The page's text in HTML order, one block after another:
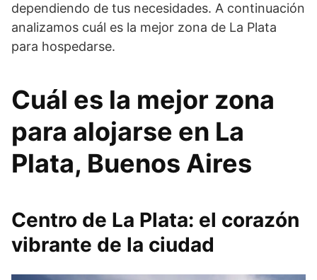
dependiendo de tus necesidades. A continuación
analizamos cuál es la mejor zona de La Plata
para hospedarse.
Cuál es la mejor zona
para alojarse en La
Plata, Buenos Aires
Centro de La Plata: el corazón
vibrante de la ciudad